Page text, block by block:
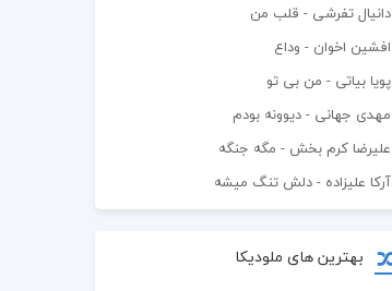
دانیال تفرشی - قلب من
افشين اخوان - وداع
پویا بیاتی - من بی تو
مهدی جهانی - دیوونه بودم
علیرضا کرم بخش - مگه جنگه
آرکا علیزاده - دلش تنگ میشه
بهترین های ملودیکا